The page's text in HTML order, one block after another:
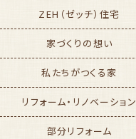
ZEH（ゼッチ）住宅
家づくりの想い
私たちがつくる家
リフォーム・リノベーション
部分リフォーム